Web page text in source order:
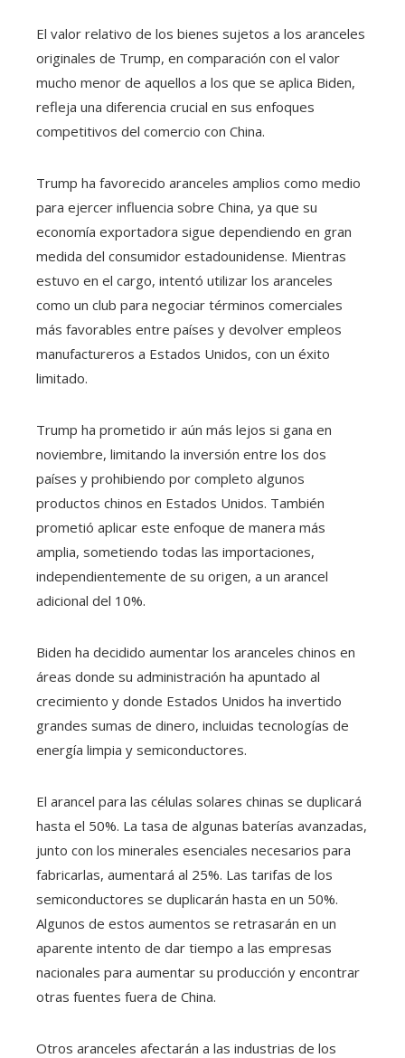
El valor relativo de los bienes sujetos a los aranceles
originales de Trump, en comparación con el valor
mucho menor de aquellos a los que se aplica Biden,
refleja una diferencia crucial en sus enfoques
competitivos del comercio con China.
Trump ha favorecido aranceles amplios como medio
para ejercer influencia sobre China, ya que su
economía exportadora sigue dependiendo en gran
medida del consumidor estadounidense. Mientras
estuvo en el cargo, intentó utilizar los aranceles
como un club para negociar términos comerciales
más favorables entre países y devolver empleos
manufactureros a Estados Unidos, con un éxito
limitado.
Trump ha prometido ir aún más lejos si gana en
noviembre, limitando la inversión entre los dos
países y prohibiendo por completo algunos
productos chinos en Estados Unidos. También
prometió aplicar este enfoque de manera más
amplia, sometiendo todas las importaciones,
independientemente de su origen, a un arancel
adicional del 10%.
Biden ha decidido aumentar los aranceles chinos en
áreas donde su administración ha apuntado al
crecimiento y donde Estados Unidos ha invertido
grandes sumas de dinero, incluidas tecnologías de
energía limpia y semiconductores.
El arancel para las células solares chinas se duplicará
hasta el 50%. La tasa de algunas baterías avanzadas,
junto con los minerales esenciales necesarios para
fabricarlas, aumentará al 25%. Las tarifas de los
semiconductores se duplicarán hasta en un 50%.
Algunos de estos aumentos se retrasarán en un
aparente intento de dar tiempo a las empresas
nacionales para aumentar su producción y encontrar
otras fuentes fuera de China.
Otros aranceles afectarán a las industrias de los